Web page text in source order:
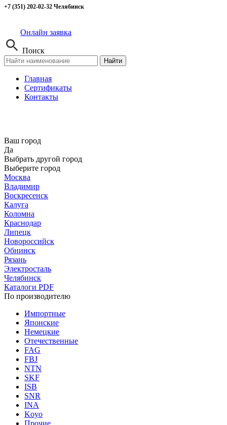
+7 (351) 202-02-32 Челябинск
Онлайн заявка
Поиск
Найти
Главная
Сертификаты
Контакты
Ваш город
Да
Выбрать другой город
Выберите город
Москва
Владимир
Воскресенск
Калуга
Коломна
Краснодар
Липецк
Новороссийск
Обнинск
Рязань
Электросталь
Челябинск
Каталоги PDF
По производителю
Импортные
Японские
Немецкие
Отечественные
FAG
FBJ
NTN
SKF
ISB
SNR
INA
Koyo
Прочие